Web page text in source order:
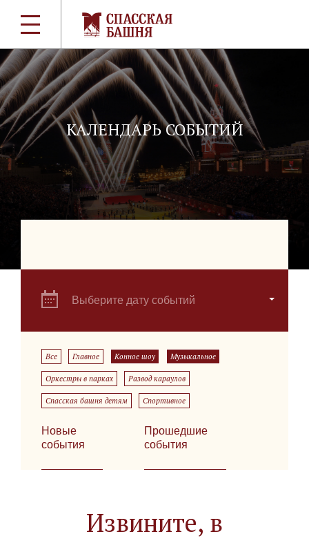
КАЛЕНДАРЬ СОБЫТИЙ
Выберите дату событий
Все Главное Конное шоу Музыкальное
Оркестры в парках Развод караулов
Спасская башня детям Спортивное
Новые
события
Прошедшие
события
Извините, в